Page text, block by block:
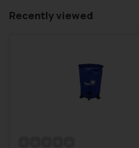
Recently viewed